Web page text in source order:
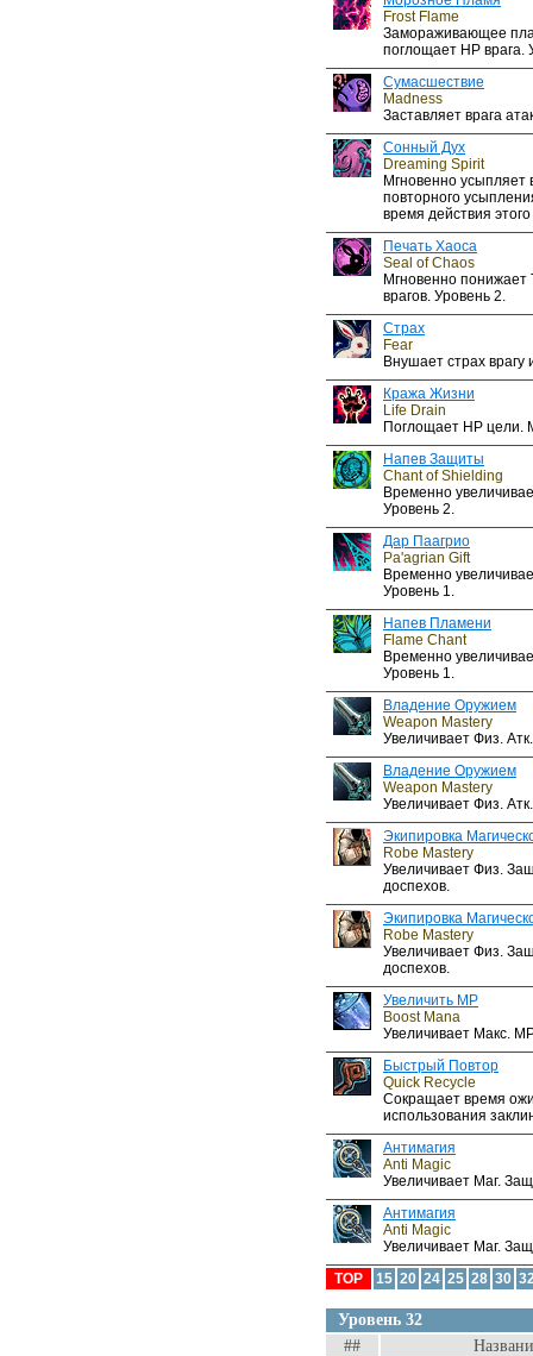
Frost Flame
Замораживающее
поглощает HP врага.
Сумасшествие
Madness
Заставляет врага
Сонный Дух
Dreaming Spirit
Мгновенно усыпляет
повторного
время действия
Печать Хаоса
Seal of Chaos
Мгновенно понижает
врагов. Уровень 2.
Страх
Fear
Внушает страх врагу
Кража Жизни
Life Drain
Поглощает HP цели.
Напев Защиты
Chant of Shielding
Временно
Уровень 2.
Дар Паагрио
Pa'agrian Gift
Временно
Уровень 1.
Напев Пламени
Flame Chant
Временно
Уровень 1.
Владение Оружием
Weapon Mastery
Увеличивает Физ.
Владение Оружием
Weapon Mastery
Увеличивает Физ.
Экипировка
Robe Mastery
Увеличивает Физ.
доспехов.
Экипировка
Robe Mastery
Увеличивает Физ.
доспехов.
Увеличить MP
Boost Mana
Увеличивает Макс.
Быстрый Повтор
Quick Recycle
Сокращает время
использования
Антимагия
Anti Magic
Увеличивает Маг.
Антимагия
Anti Magic
Увеличивает Маг.
TOP
15 20 24 25 28 30
Уровень 32
##